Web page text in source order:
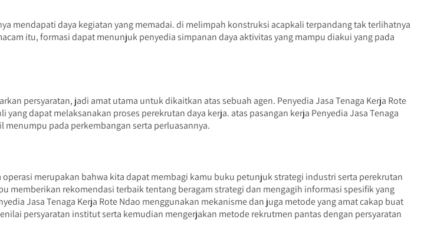
mendapati daya kegiatan yang memadai. di melimpah konstruksi acapkali terpandang tak terlihatnya
itu, formasi dapat menunjuk penyedia simpanan daya aktivitas yang mampu diakui yang pada
persyaratan, jadi amat utama untuk dikaitkan atas sebuah agen. Penyedia Jasa Tenaga Kerja Rote
dapat melaksanakan proses perekrutan daya kerja. atas pasangan kerja Penyedia Jasa Tenaga
menumpu pada perkembangan serta perluasannya.
merupakan bahwa kita dapat membagi kamu buku petunjuk strategi industri serta perekrutan
memberikan rekomendasi terbaik tentang beragam strategi dan mengagih informasi spesifik yang
Jasa Tenaga Kerja Rote Ndao menggunakan mekanisme dan juga metode yang amat cakap buat
persyaratan institut serta kemudian mengerjakan metode rekrutmen pantas dengan persyaratan